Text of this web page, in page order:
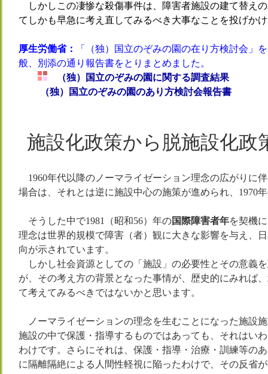
しかしこの凄惨な殺傷事件は、障害者施設の建て替え
てしかも早急に考え直してみるべき大事なことを投げか
厚生労働省：
「（独）国立のぞみの園の在り方検討会」
般、別添の通り報告書をとりまとめました。
（独）国立のぞみの園に関する調査結果
（独）国立のぞみの園のあり方検討会報告書
施設化政策から脱施設化政
1960年代以降のノーマライゼーション理念の広がりに
場合は、それとは逆に施設中心の施策が進められ、1970
そうした中で1981（昭和56）年の国際障害者年を契機
理念は世界的規模で障害（者）観に大きな影響を与え、
向が示されています。
しかし社会資源としての「施設」の必要性とその意義
が、その考え方の背景となった事情が、歴史的にみれば
て考えてみるべきではないかと思います。
ノーマライゼーションの理念を生むことになった施設
施設の中で保護・指導するものではあっても、それはい
わけです。さらにそれは、保護・指導・治療・訓練等の
に隔離隔絶による人間性軽視に陥ったわけで、その反省